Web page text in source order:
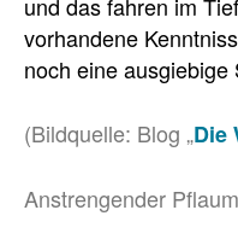
vorhandene
noch eine
(Bildquelle: Blog „Die
Anstrengender